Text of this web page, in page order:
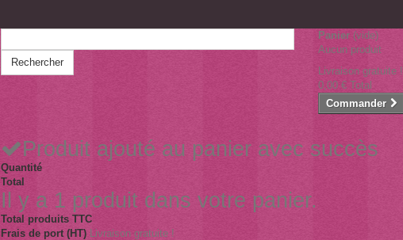
Rechercher
Panier (vide)
Aucun produit
Livraison gratuite !
0,00 € Total
Commander
Produit ajouté au panier avec succès
Quantité
Total
Il y a 1 produit dans votre panier.
Total produits TTC
Frais de port (HT) Livraison gratuite !